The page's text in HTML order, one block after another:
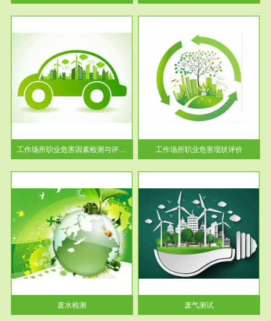
工作场所职业危害因素检测与评价...
服务范围
工作场所职业危害现状评价
【现状评价意义】：具体因素---
-通过质谱分析等多种手段明确
工作场...
工作场所职业危害现状评价
废水检测
服务范围
废气测试
检测范围工业废气检测包括有机
废气和无机废气。有机废气主要
包括...
废气测试